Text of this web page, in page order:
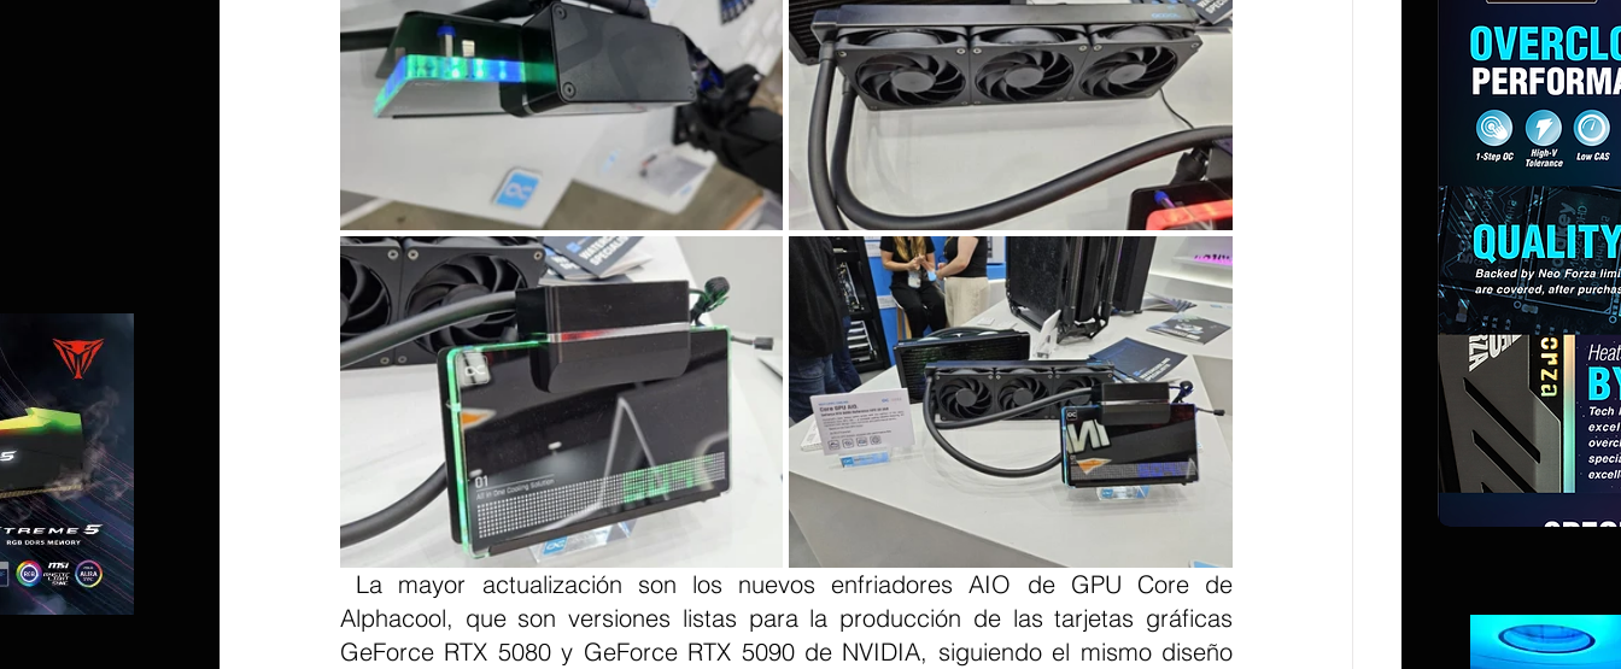
Alphacool, que son versiones listas para la producción de las tarjetas gráficas
GeForce RTX 5080 y GeForce RTX 5090 de NVIDIA, siguiendo el mismo diseño